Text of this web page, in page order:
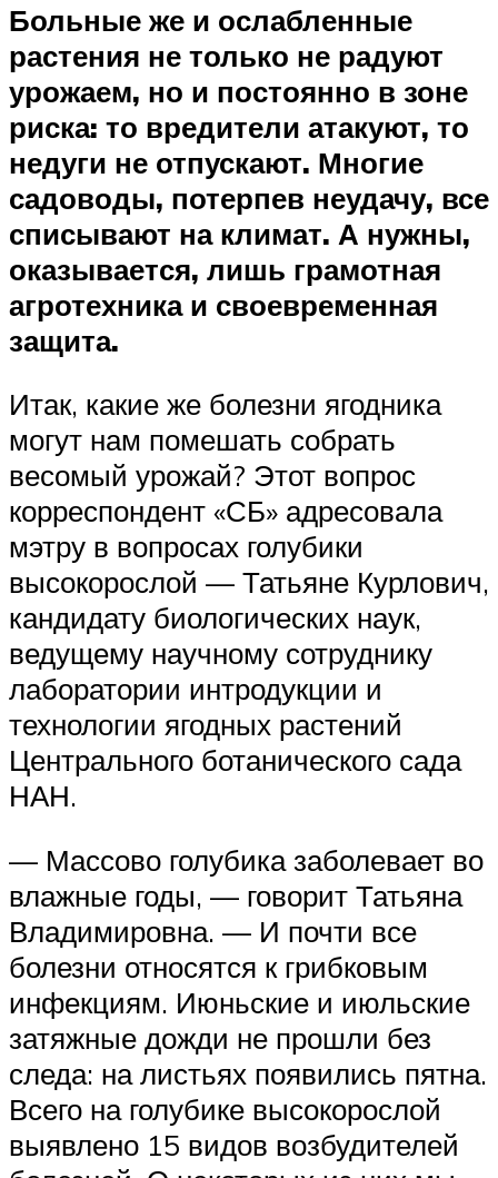
Больные же и ослабленные
растения не только не радуют
урожаем, но и постоянно в зоне
риска: то вредители атакуют, то
недуги не отпускают. Многие
садоводы, потерпев неудачу, все
списывают на климат. А нужны,
оказывается, лишь грамотная
агротехника и своевременная
защита.
Итак, какие же болезни ягодника
могут нам помешать собрать
весомый урожай? Этот вопрос
корреспондент «СБ» адресовала
мэтру в вопросах голубики
высокорослой — Татьяне Курлович,
кандидату биологических наук,
ведущему научному сотруднику
лаборатории интродукции и
технологии ягодных растений
Центрального ботанического сада
НАН.
— Массово голубика заболевает во
влажные годы, — говорит Татьяна
Владимировна. — И почти все
болезни относятся к грибковым
инфекциям. Июньские и июльские
затяжные дожди не прошли без
следа: на листьях появились пятна.
Всего на голубике высокорослой
выявлено 15 видов возбудителей